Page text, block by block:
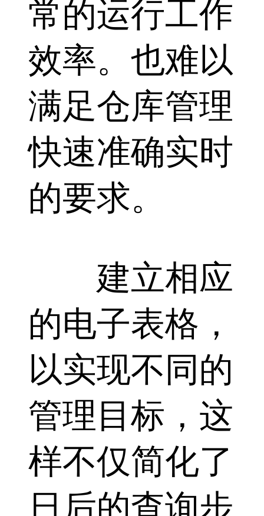
常的运行工作
效率。也难以
满足仓库管理
快速准确实时
的要求。
建立相应
的电子表格，
以实现不同的
管理目标，这
样不仅简化了
日后的查询步